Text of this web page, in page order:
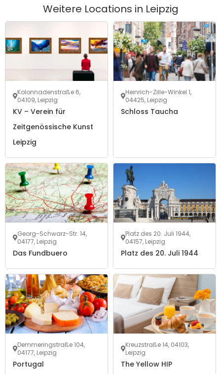
Weitere Locations in Leipzig
Kolonnadenstraße 6,
04109, Leipzig
KV – Verein für
Zeitgenössische Kunst
Leipzig
Heinrich-Zille-Winkel 1,
04425, Leipzig
Schloss Taucha
Georg-Schwarz-Str. 14,
04177, Leipzig
Das Fundbuero
Platz des 20. Juli 1944,
04157, Leipzig
Platz des 20. Juli 1944
Demmeringstraße 104,
04177, Leipzig
Portugal
Kreuzstraße 14, 04103,
Leipzig
The Yellow HIP